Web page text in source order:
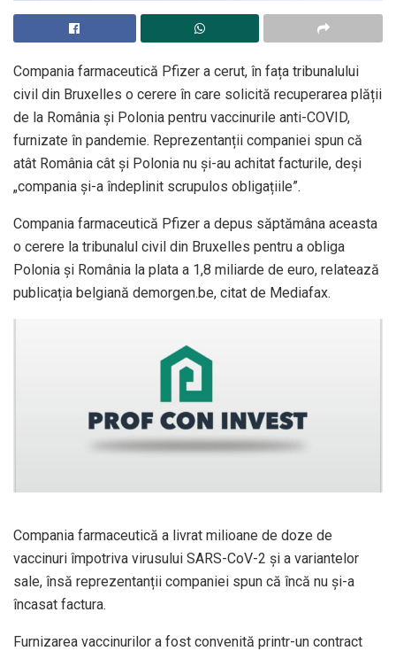
Compania farmaceutică Pfizer a cerut, în fața tribunalului
civil din Bruxelles o cerere în care solicită recuperarea plății
de la România și Polonia pentru vaccinurile anti-COVID,
furnizate în pandemie. Reprezentanții companiei spun că
atât România cât și Polonia nu și-au achitat facturile, deși
„compania și-a îndeplinit scrupulos obligațiile”.
Compania farmaceutică Pfizer a depus săptămâna aceasta
o cerere la tribunalul civil din Bruxelles pentru a obliga
Polonia și România la plata a 1,8 miliarde de euro, relatează
publicația belgiană demorgen.be, citat de Mediafax.
Compania farmaceutică a livrat milioane de doze de
vaccinuri împotriva virusului SARS-CoV-2 și a variantelor
sale, însă reprezentanții companiei spun că încă nu și-a
încasat factura.
Furnizarea vaccinurilor a fost convenită printr-un contract